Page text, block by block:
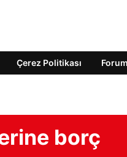
Çerez Politikası Forum
borç